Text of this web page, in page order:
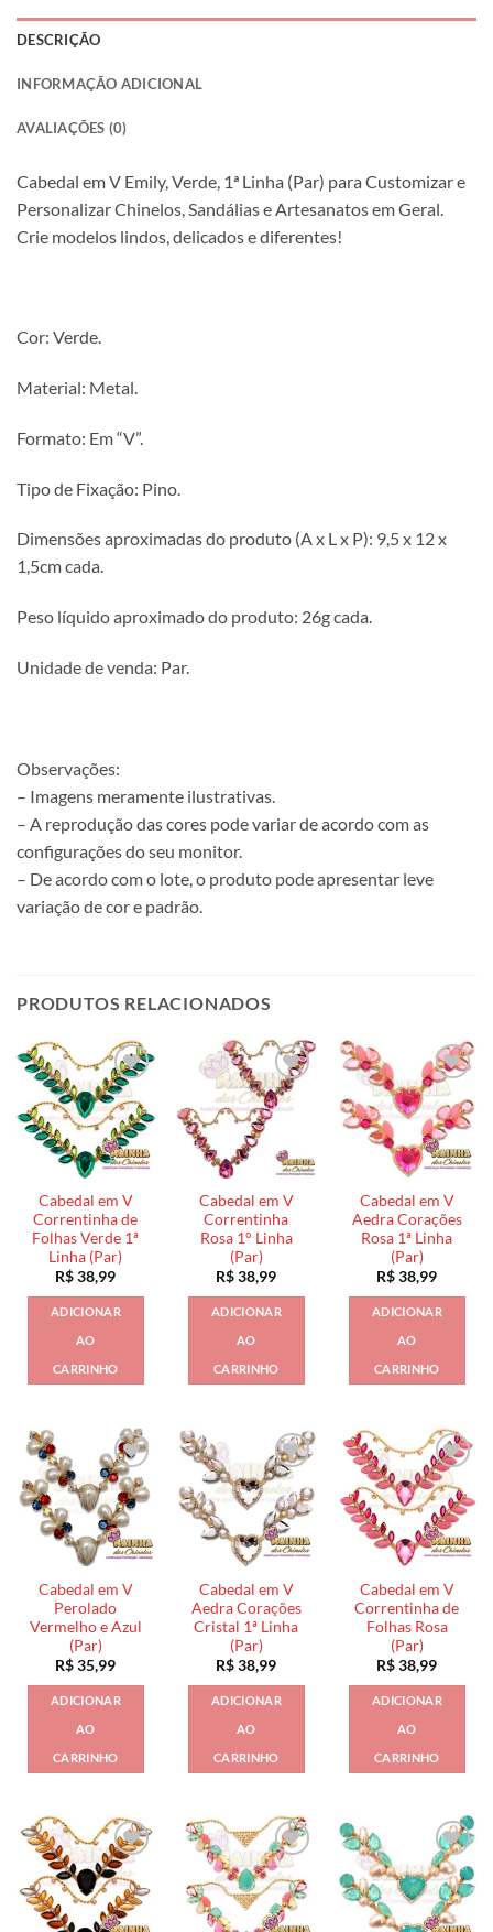
DESCRIÇÃO
INFORMAÇÃO ADICIONAL
AVALIAÇÕES (0)
Cabedal em V Emily, Verde, 1ª Linha (Par) para Customizar e
Personalizar Chinelos, Sandálias e Artesanatos em Geral.
Crie modelos lindos, delicados e diferentes!
Cor: Verde.
Material: Metal.
Formato: Em “V”.
Tipo de Fixação: Pino.
Dimensões aproximadas do produto (A x L x P): 9,5 x 12 x
1,5cm cada.
Peso líquido aproximado do produto: 26g cada.
Unidade de venda: Par.
Observações:
– Imagens meramente ilustrativas.
– A reprodução das cores pode variar de acordo com as
configurações do seu monitor.
– De acordo com o lote, o produto pode apresentar leve
variação de cor e padrão.
PRODUTOS RELACIONADOS
Cabedal em V
Correntinha de
Folhas Verde 1ª
Linha (Par)
R$38,99
ADICIONAR
AO
CARRINHO
Cabedal em V
Correntinha
Rosa 1° Linha
(Par)
R$38,99
ADICIONAR
AO
CARRINHO
Cabedal em V
Aedra Corações
Rosa 1ª Linha
(Par)
R$38,99
ADICIONAR
AO
CARRINHO
Cabedal em V
Perolado
Vermelho e Azul
(Par)
R$35,99
ADICIONAR
AO
CARRINHO
Cabedal em V
Aedra Corações
Cristal 1ª Linha
(Par)
R$38,99
ADICIONAR
AO
CARRINHO
Cabedal em V
Correntinha de
Folhas Rosa
(Par)
R$38,99
ADICIONAR
AO
CARRINHO